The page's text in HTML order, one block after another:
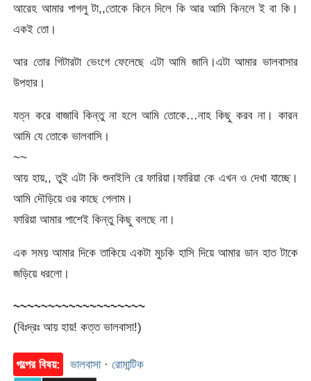
আরেহ আমার পাগলু টা,,তোকে কিনে দিলে কি আর আমি কিনলে ই বা কি।
একই তো।
আর তোর গিটারটা ভেংগে ফেলেছে এটা আমি জানি।এটা আমার ভালবাসার
উপহার।
যত্ন করে বাজাবি কিন্তু না হলে আমি তোকে…নাহ কিছু করব না। কারন
আমি যে তোকে ভালবাসি।
~~
আয় হায়,, তুই এটা কি শুনাইলি রে ফারিয়া।ফারিয়া কে এখন ও দেখা যাচ্ছে।
আমি দৌড়িয়ে ওর কাছে গেলাম।
ফারিয়া আমার পাশেই কিন্তু কিছু বলছে না।
এক সময় আমার দিকে তাকিয়ে একটা মুচকি হাসি দিয়ে আমার ডান হাত টাকে
জড়িয়ে ধরলো।
~~~~~~~~~~~~~~~~~~~
(বিঃদ্রঃ আয় হায়! কত্ত ভালবাসা!)
গল্পের বিষয়: ভালবাসা·রোমান্টিক